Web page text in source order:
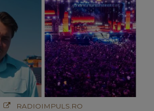
RADIOIMPULS.RO